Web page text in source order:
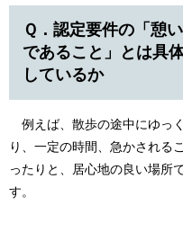
Ｑ．認定要件の「憩
であること」とは具
しているか
例えば、散歩の途中にゆっ
り、一定の時間、急かされる
ったりと、居心地の良い場所
す。